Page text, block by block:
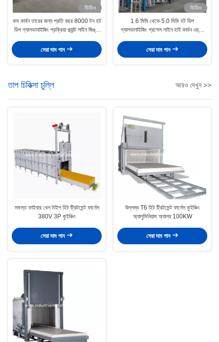
ভিডিও
কম কার্বন তারের জন্য প্রতি বছর 8000 টন হট
ডিপ গ্যালভানাইজিং প্রক্রিয়া প্ল্যান্ট লাইন জিঙ্ক
সেরা দাম পান
ভিডিও
1.6 মিমি থেকে 5.0 মিমি হট ডিপ
গ্যালভানাইজিং প্রসেস লাইন হাই কার্বন ওয়্যার
সেরা দাম পান
তাপ চিকিত্সা চুল্লি আরও দেখুন >>
সমস্ত ফাইবার বেল টাইপ হিট ট্রিটমেন্ট ফার্নেস
380V 3P কুইঞ্চিং
সেরা দাম পান
উল্লম্ব T6 হিট ট্রিটমেন্ট ফার্নেস কুইঞ্চিং
অ্যালুমিনিয়াম অ্যালয় 100KW
সেরা দাম পান